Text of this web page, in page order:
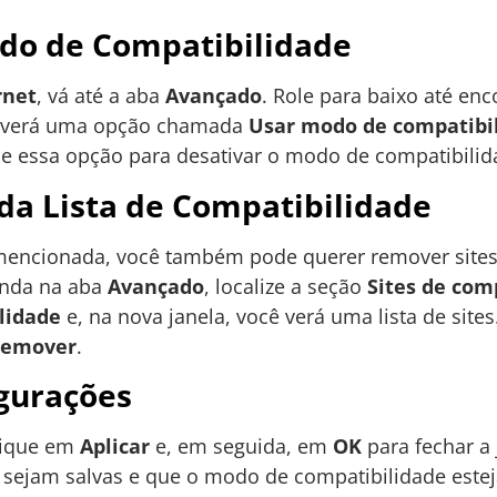
de Compatibilidade
, vá até a aba Avançado. Role para baixo até
uma opção chamada Usar modo de
essa opção para desativar o modo de
Lista de Compatibilidade
você também pode querer remover
na aba Avançado, localize a seção Sites de
e, na nova janela, você verá uma lista de
.
em Aplicar e, em seguida, em OK para fechar
salvas e que o modo de compatibilidade